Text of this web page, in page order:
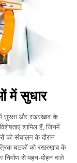
में सुधार
सुरक्षा और रखरखाव के
शामिल हैं, जिनमें
को संचालन के दौरान
घटकों को रखरखाव के
से पहन-पोहन वाले